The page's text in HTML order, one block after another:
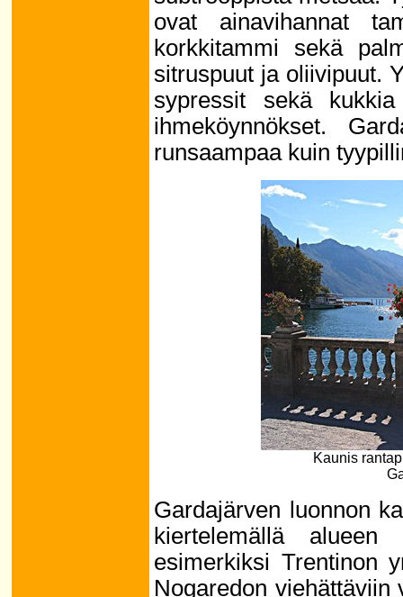
ovat ainavihannat
korkkitammi sekä
sitruspuut ja oliivipuut.
sypressit sekä
ihmeköynnökset.
runsaampaa kuin
Kaunis
Gardajärven luonnon
kiertelemällä
esimerkiksi Trentinon
Nogaredon viehättäviin